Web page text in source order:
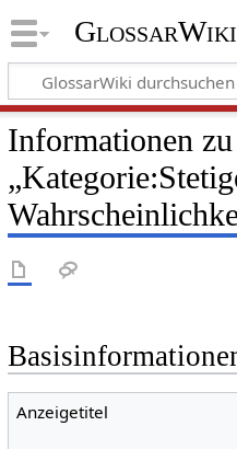
GlossarWiki
Informationen zu
Anzeigetitel